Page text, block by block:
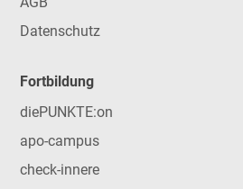
Datenschutz
Fortbildung
diePUNKTE:on
apo-campus
check-innere